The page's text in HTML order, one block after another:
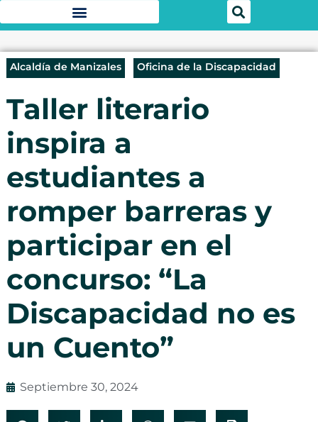
Alcaldía de Manizales Oficina de la Discapacidad
Taller literario
inspira a
estudiantes a
romper barreras y
participar en el
concurso: “La
Discapacidad no es
un Cuento”
Septiembre 30, 2024